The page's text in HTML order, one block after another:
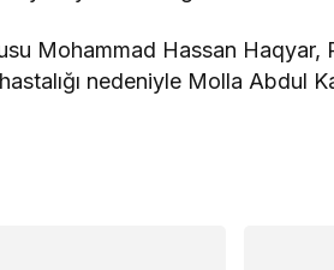
Mohammad Hassan Haqyar,
nedeniyle Molla Abdul